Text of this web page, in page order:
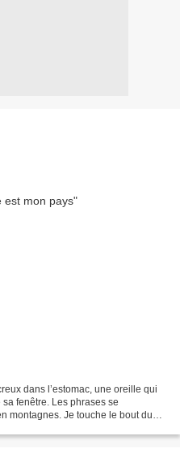
dans l’estomac, une oreille qui
fenêtre. Les phrases se
montagnes. Je touche le bout du